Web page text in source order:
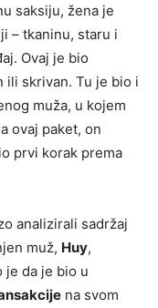
saksiju, žena je
– tkaninu, staru i
Ovaj je bio
ili skrivan. Tu je bio i
muža, u kojem
ovaj paket, on
prvi korak prema
analizirali sadržaj
muž, Huy,
je da je bio u
na svom